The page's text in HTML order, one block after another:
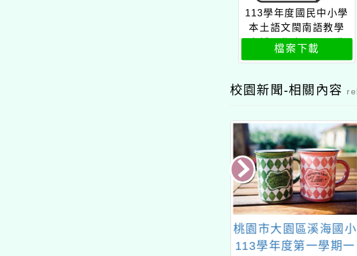
113學年度國民中小學
本土語文閩南語教學
支援工作人員（現職
及退休教師）換證計
檔案下載
校園新聞-相關內容
桃園市大園區溪海國小
113學年度第一學期一